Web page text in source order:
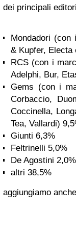
dei principali
Mondadori (con
& Kupfer, Electa
RCS (con i
Adelphi, Bur,
Gems (con i
Corbaccio,
Coccinella,
Tea, Vallardi)
Giunti 6,3%
Feltrinelli 5,0%
De Agostini 2,0%
altri 38,5%
aggiungiamo